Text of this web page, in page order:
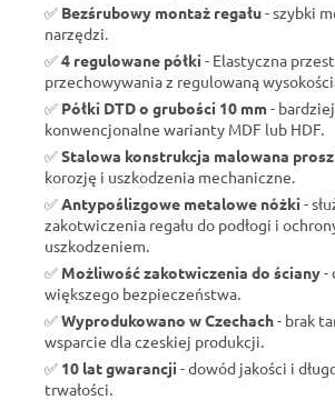
✅ Bezśrubowy montaż regału- szybki
narzędzi.
✅4 regulowane półki - Elastyczna
przechowywania z regulowaną
✅ Półki DTD o grubości 10 mm-
konwencjonalne warianty MDF lub HDF.
✅Stalowa konstrukcja malowana
korozję i uszkodzenia mechaniczne.
✅ Antypoślizgowe metalowe nóżki -
zakotwiczenia regału do podłogi i
uszkodzeniem.
✅ Możliwość zakotwiczenia do ściany-
większego bezpieczeństwa.
✅Wyprodukowano w Czechach- brak
wsparcie dla czeskiej produkcji.
✅ 10 lat gwarancji - dowód jakości i
trwałości.